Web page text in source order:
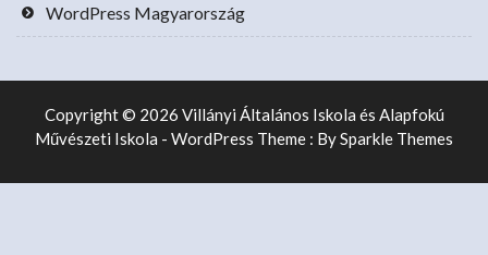
WordPress Magyarország
Copyright © 2026 Villányi Általános Iskola és Alapfokú
Művészeti Iskola - WordPress Theme : BySparkle Themes